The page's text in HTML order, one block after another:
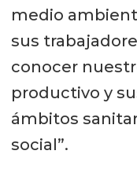
medio
sus
conocer
productivo y
ámbitos
social”.